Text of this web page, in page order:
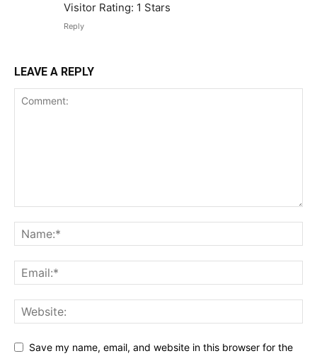
Visitor Rating: 1 Stars
Reply
LEAVE A REPLY
Save my name, email, and website in this browser for the